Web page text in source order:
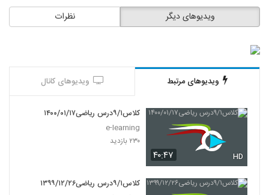
نظرات ویدیوهای دیگر
ویدیوهای مرتبط ویدیوهای کانال
۴۰:۴۷ HD
کلاس۹/۱درس ریاضی۱۴۰۰/۰۱/۱۷
e-learning
۲۳۰ بازدید
کلاس۹/۱درس ریاضی۱۳۹۹/۱۲/۲۶